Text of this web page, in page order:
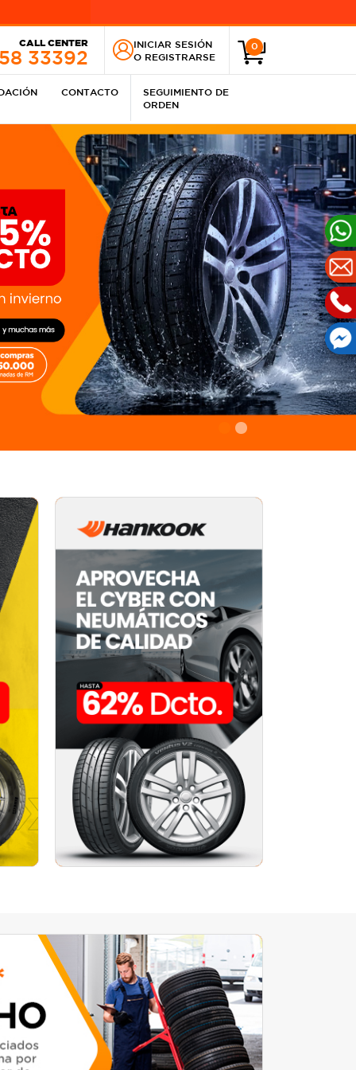
CALL CENTER
33392
INICIAR SESIÓN
O REGISTRARSE
0
CONTACTO
SEGUIMIENTO DE
ORDEN